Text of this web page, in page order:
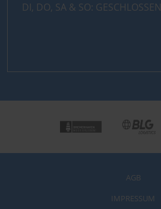
DI, DO, SA & SO: GESCHLOSSEN
AGB
IMPRESSUM